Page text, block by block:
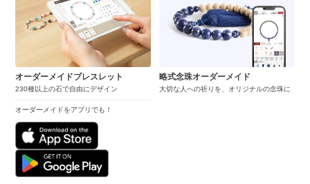
オーダーメイドブレスレット
230種以上の石で自由にデザイン
オーダーメイドをアプリでも！
略式念珠オーダーメイド
大切な人への祈りを、オリジナルの念珠に